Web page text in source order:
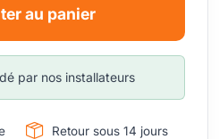
au panier
par nos installateurs
Retour sous 14 jours